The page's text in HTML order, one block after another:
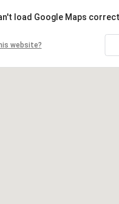
load Google Maps
website?